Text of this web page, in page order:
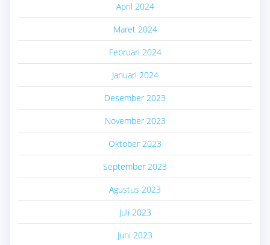
April 2024
Maret 2024
Februari 2024
Januari 2024
Desember 2023
November 2023
Oktober 2023
September 2023
Agustus 2023
Juli 2023
Juni 2023